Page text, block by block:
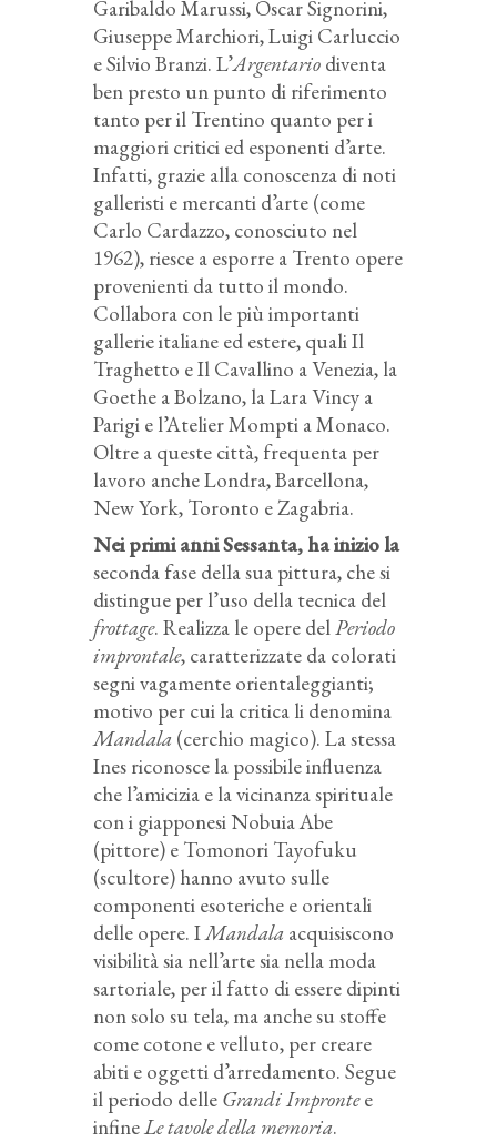
Garibaldo Marussi, Oscar Signorini,
Giuseppe Marchiori, Luigi Carluccio
e Silvio Branzi. L’Argentario diventa
ben presto un punto di riferimento
tanto per il Trentino quanto per i
maggiori critici ed esponenti d’arte.
Infatti, grazie alla conoscenza di noti
galleristi e mercanti d’arte (come
Carlo Cardazzo, conosciuto nel
1962), riesce a esporre a Trento opere
provenienti da tutto il mondo.
Collabora con le più importanti
gallerie italiane ed estere, quali Il
Traghetto e Il Cavallino a Venezia, la
Goethe a Bolzano, la Lara Vincy a
Parigi e l’Atelier Mompti a Monaco.
Oltre a queste città, frequenta per
lavoro anche Londra, Barcellona,
New York, Toronto e Zagabria.
Nei primi anni Sessanta, ha inizio la
seconda fase della sua pittura, che si
distingue per l’uso della tecnica del
frottage. Realizza le opere delPeriodo
improntale, caratterizzate da colorati
segni vagamente orientaleggianti;
motivo per cui la critica li denomina
Mandala (cerchio magico). La stessa
Ines riconosce la possibile influenza
che l’amicizia e la vicinanza spirituale
con i giapponesi Nobuia Abe
(pittore) e Tomonori Tayofuku
(scultore) hanno avuto sulle
componenti esoteriche e orientali
delle opere. IMandala acquisiscono
visibilità sia nell’arte sia nella moda
sartoriale, per il fatto di essere dipinti
non solo su tela, ma anche su stoffe
come cotone e velluto, per creare
abiti e oggetti d’arredamento. Segue
il periodo delle Grandi Improntee
infineLe tavole della memoria.